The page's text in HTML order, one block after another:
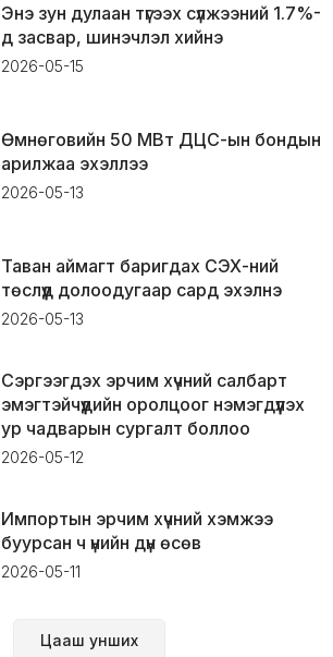
Энэ зун дулаан түгээх сүлжээний 1.7%-
д засвар, шинэчлэл хийнэ
2026-05-15
Өмнөговийн 50 МВт ДЦС-ын бондын
арилжаа эхэллээ
2026-05-13
Таван аймагт баригдах СЭХ-ний
төслүүд долоодугаар сард эхэлнэ
2026-05-13
Сэргээгдэх эрчим хүчний салбарт
эмэгтэйчүүдийн оролцоог нэмэгдүүлэх
ур чадварын сургалт боллоо
2026-05-12
Импортын эрчим хүчний хэмжээ
буурсан ч үнийн дүн өсөв
2026-05-11
Цааш унших